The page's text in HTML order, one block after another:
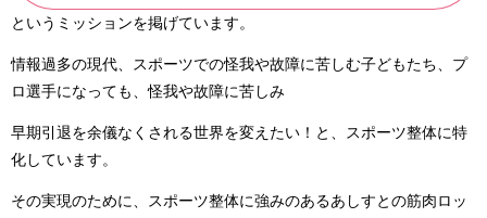
というミッションを掲げています。
情報過多の現代、スポーツでの怪我や故障に苦しむ子どもたち、プ
ロ選手になっても、怪我や故障に苦しみ
早期引退を余儀なくされる世界を変えたい！と、スポーツ整体に特
化しています。
その実現のために、スポーツ整体に強みのあるあしすとの筋肉ロッ